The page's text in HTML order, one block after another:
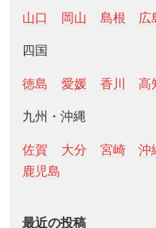
山口 岡山 島根 広
四国
徳島 愛媛 香川 高
九州・沖縄
佐賀 大分 宮崎 沖
鹿児島
最近の投稿